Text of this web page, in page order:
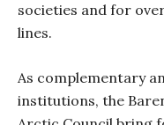
societies and for
lines.
As complementary
institutions, the